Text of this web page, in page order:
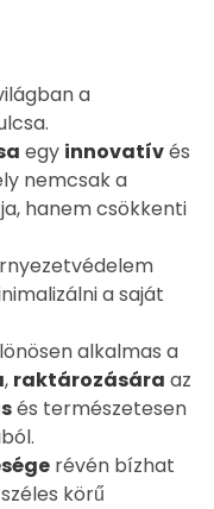
a
egy innovatívés
nemcsak a
hanem csökkenti
a saját
alkalmas a
, raktározására az
és természetesen
révén bízhat
körű